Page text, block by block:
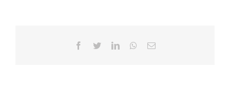
Facebook
TwitterLinkedInWhatsApp
E-